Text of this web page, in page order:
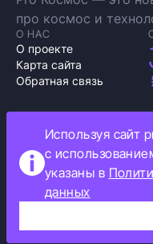
про космос и
О НАС
О проекте
Карта сайта
Обратная связь
Политика
Как мы используем
Информация об
Используя сайт
с
указаны в
данных